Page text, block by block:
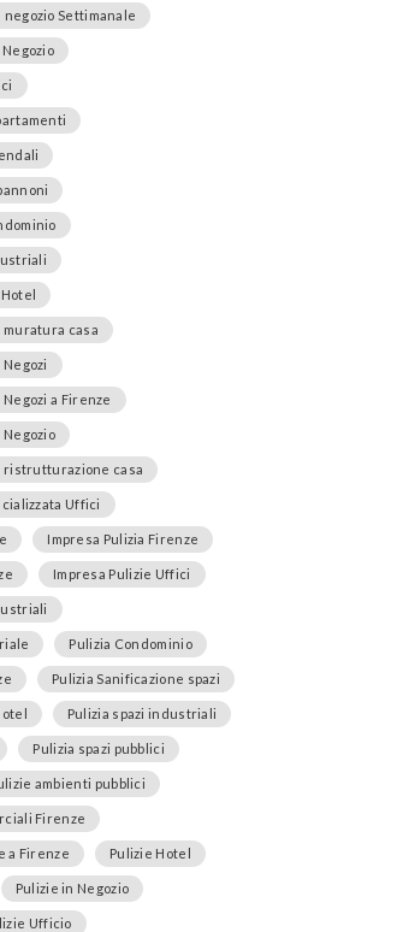
Settimanale
muratura casa
a Firenze
ristrutturazione casa
Uffici
Impresa Pulizia Firenze
Impresa Pulizie Uffici
Pulizia Condominio
Pulizia Sanificazione spazi
Pulizia spazi industriali
Pulizia spazi pubblici
ambienti pubblici
Firenze
a Firenze Pulizie Hotel
Pulizie in Negozio
Ufficio